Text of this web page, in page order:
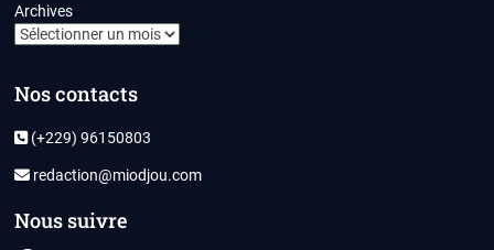
Archives
Nos contacts
(+229) 96150803
redaction@miodjou.com
Nous suivre